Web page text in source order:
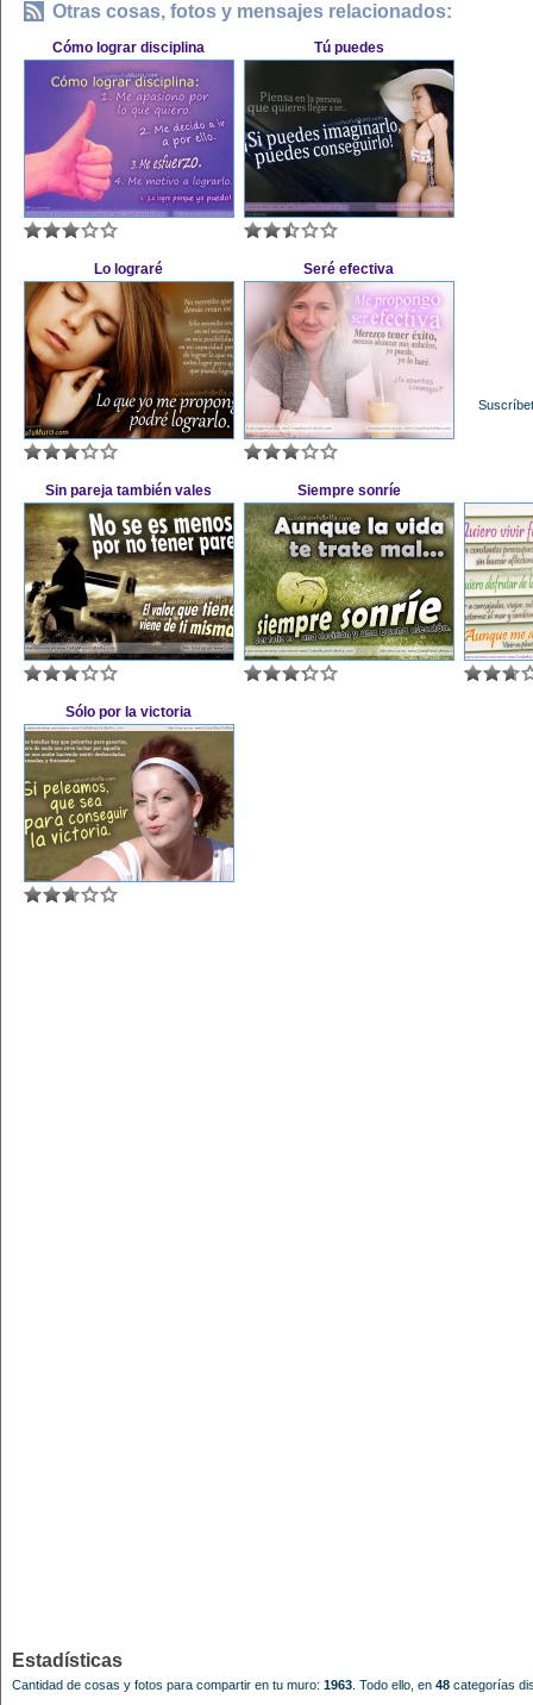
Otras cosas, fotos y mensajes relacionados:
Cómo lograr disciplina Tú puedes
Lo lograré Seré efectiva
Sin pareja también vales Siempre sonríe
Sólo por la victoria
Estadísticas
Cantidad de cosas y fotos para compartir en tu muro: 1963 Todo ello, en 48 categorías